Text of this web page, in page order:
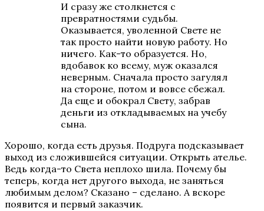
И сразу же столкнется с
превратностями судьбы.
Оказывается, уволенной Свете не
так просто найти новую работу. Но
ничего. Как-то образуется. Но,
вдобавок ко всему, муж оказался
неверным. Сначала просто загулял
на стороне, потом и вовсе сбежал.
Да еще и обокрал Свету, забрав
деньги из откладываемых на учебу
сына.
Хорошо, когда есть друзья. Подруга подсказывает
выход из сложившейся ситуации. Открыть ателье.
Ведь когда-то Света неплохо шила. Почему бы
теперь, когда нет другого выхода, не заняться
любимым делом? Сказано – сделано. А вскоре
появится и первый заказчик.